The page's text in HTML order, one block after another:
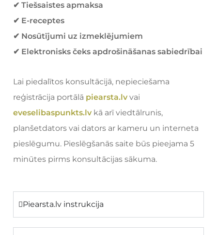
✔ Tiešsaistes apmaksa
✔ E-receptes
✔ Nosūtījumi uz izmeklējumiem
✔ Elektronisks čeks apdrošināšanas sabiedrībai
Lai piedalītos konsultācijā, nepieciešama
reģistrācija portālā piearsta.lv vai
eveselibaspunkts.lv kā arī viedtālrunis,
planšetdators vai dators ar kameru un interneta
pieslēgumu. Pieslēgšanās saite būs pieejama 5
minūtes pirms konsultācijas sākuma.
Piearsta.lv instrukcija